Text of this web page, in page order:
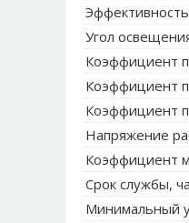
Угол
Коэффициент
Коэффициент
Коэффициент
Напряжение
Коэффициент
Срок службы,
Минимальный